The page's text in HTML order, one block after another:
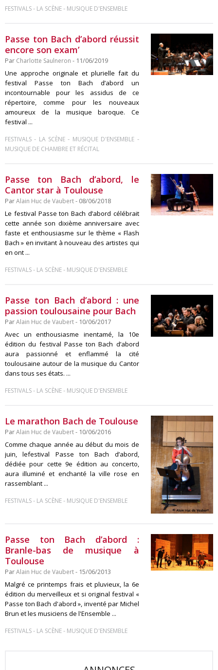
FESTIVALS- LA SCÈNE- MUSIQUE D'ENSEMBLE
Passe ton Bach d’abord réussit
encore son exam’
Par Charlotte Saulneron - 11/06/2019
Une approche originale et plurielle fait du
festival Passe ton Bach d’abord un
incontournable pour les assidus de ce
répertoire, comme pour les nouveaux
amoureux de la musique baroque. Ce
festival ...
FESTIVALS - LA SCÈNE - MUSIQUE D'ENSEMBLE -
MUSIQUE DE CHAMBRE ET RÉCITAL
Passe ton Bach d’abord, le
Cantor star à Toulouse
ParAlain Huc de Vaubert- 08/06/2018
Le festival Passe ton Bach d’abord célébrait
cette année son dixième anniversaire avec
faste et enthousiasme sur le thème « Flash
Bach » en invitant à nouveau des artistes qui
en ont ...
FESTIVALS- LA SCÈNE- MUSIQUE D'ENSEMBLE
Passe ton Bach d’abord : une
passion toulousaine pour Bach
ParAlain Huc de Vaubert- 10/06/2017
Avec un enthousiasme inentamé, la 10e
édition du festival Passe ton Bach d’abord
aura passionné et enflammé la cité
toulousaine autour de la musique du Cantor
dans tous ses états. ...
FESTIVALS- LA SCÈNE- MUSIQUE D'ENSEMBLE
Le marathon Bach de Toulouse
ParAlain Huc de Vaubert- 10/06/2016
Comme chaque année au début du mois de
juin, lefestival Passe ton Bach d’abord,
dédiée pour cette 9e édition au concerto,
aura illuminé et enchanté la ville rose en
rassemblant ...
FESTIVALS- LA SCÈNE- MUSIQUE D'ENSEMBLE
Passe ton Bach d’abord :
Branle-bas de musique à
Toulouse
ParAlain Huc de Vaubert- 15/06/2013
Malgré ce printemps frais et pluvieux, la 6e
édition du merveilleux et si original festival «
Passe ton Bach d'abord », inventé par Michel
Brun et les musiciens de l'Ensemble ...
FESTIVALS- LA SCÈNE- MUSIQUE D'ENSEMBLE